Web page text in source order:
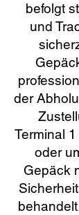
befolgt
und
der
Terminal
oder
Gepäck